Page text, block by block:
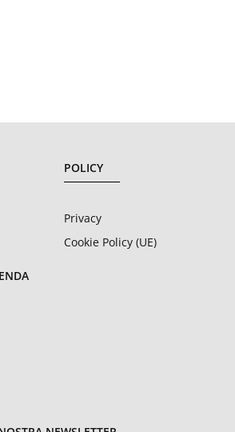
POLICY
Privacy
Cookie Policy (UE)